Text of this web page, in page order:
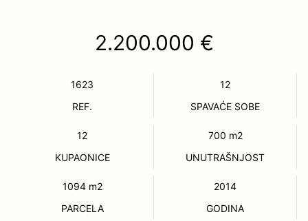
2.200.000 €
1623
REF.
12
SPAVAĆE SOBE
12
KUPAONICE
700 m2
UNUTRAŠNJOST
1094 m2
PARCELA
2014
GODINA